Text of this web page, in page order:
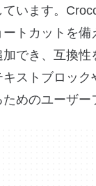
います。
トカットを
でき、互換
ストブロッ
めのユーザー